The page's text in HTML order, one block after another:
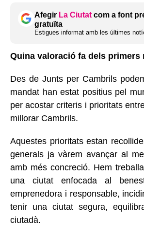
Afegir La Ciutat com a font
gratuïta
Estigues informat amb les últimes
Quina valoració fa dels primers
Des de Junts per Cambrils
mandat han estat positius pel
per acostar criteris i prioritats
millorar Cambrils.
Aquestes prioritats estan
generals ja vàrem avançar al
amb més concreció. Hem
una ciutat enfocada al
emprenedora i responsable,
tenir una ciutat segura,
ciutadà.